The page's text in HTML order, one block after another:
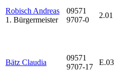
Robisch Andreas
1. Bürgermeister
09571
9707-0
2.01
Bätz Claudia
09571
9707-17
E.03